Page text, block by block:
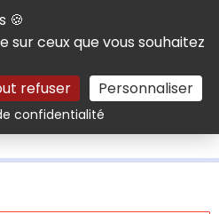
🍪
sur ceux que vous souhaitez
refuser Personnaliser
confidentialitéRechercher